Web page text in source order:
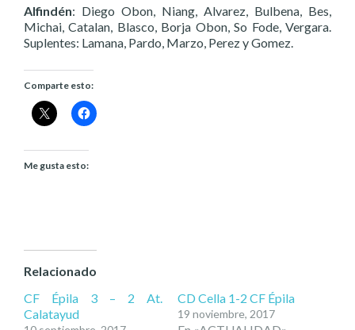
Alfindén: Diego Obon, Niang, Alvarez, Bulbena, Bes,
Michai, Catalan, Blasco, Borja Obon, So Fode, Vergara.
Suplentes: Lamana, Pardo, Marzo, Perez y Gomez.
Comparte esto:
Me gusta esto:
Relacionado
CF Épila 3 – 2 At.
Calatayud
CD Cella 1-2 CF Épila
19 noviembre, 2017